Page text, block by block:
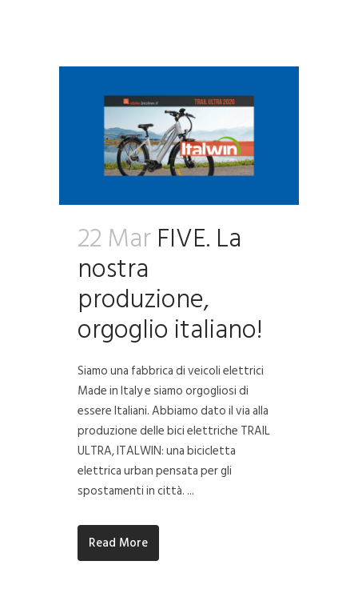
22 MarFIVE. La
nostra
produzione,
orgoglio italiano!
Siamo una fabbrica di veicoli elettrici
Made in Italy e siamo orgogliosi di
essere Italiani. Abbiamo dato il via alla
produzione delle bici elettriche TRAIL
ULTRA, ITALWIN: una bicicletta
elettrica urban pensata per gli
spostamenti in città. ...
Read More